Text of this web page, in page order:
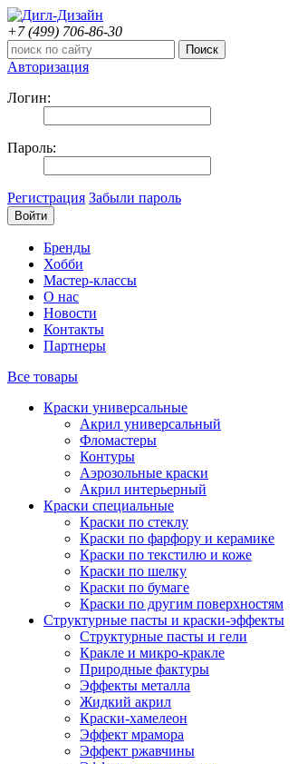
+7 (499) 706-86-30
Авторизация
Логин:
Пароль:
Регистрация Забыли пароль
Бренды
Хобби
Мастер-классы
О нас
Новости
Контакты
Партнеры
Все товары
Краски универсальные
Акрил универсальный
Фломастеры
Контуры
Аэрозольные краски
Акрил интерьерный
Краски специальные
Краски по стеклу
Краски по фарфору и керамике
Краски по текстилю и коже
Краски по шелку
Краски по бумаге
Краски по другим поверхностям
Структурные пасты и краски-эффекты
Структурные пасты и гели
Кракле и микро-кракле
Природные фактуры
Эффекты металла
Жидкий акрил
Краски-хамелеон
Эффект мрамора
Эффект ржавчины